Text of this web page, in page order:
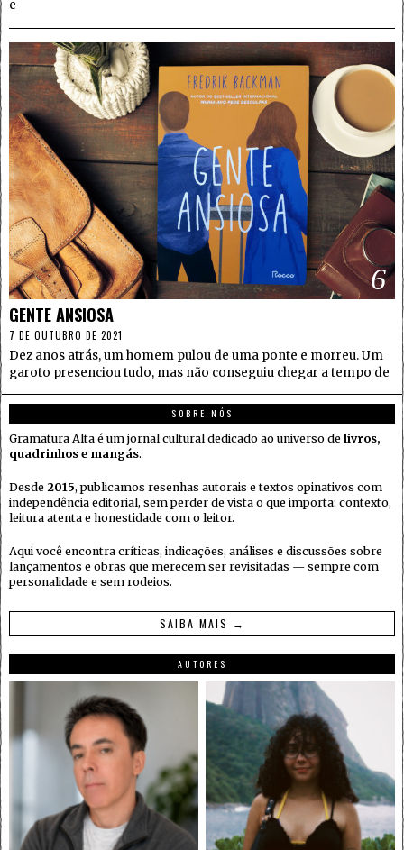
e
6
GENTE ANSIOSA
7 DE OUTUBRO DE 2021
Dez anos atrás, um homem pulou de uma ponte e morreu. Um
garoto presenciou tudo, mas não conseguiu chegar a tempo de
SOBRE NÓS
Gramatura Alta é um jornal cultural dedicado ao universo de livros,
quadrinhos e mangás.
Desde 2015, publicamos resenhas autorais e textos opinativos com
independência editorial, sem perder de vista o que importa: contexto,
leitura atenta e honestidade com o leitor.
Aqui você encontra críticas, indicações, análises e discussões sobre
lançamentos e obras que merecem ser revisitadas — sempre com
personalidade e sem rodeios.
SAIBA MAIS →
AUTORES